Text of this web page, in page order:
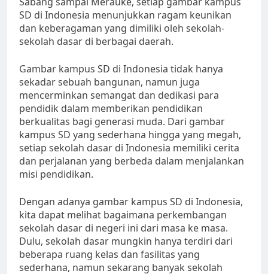
SD di Indonesia menunjukkan ragam keunikan
dan keberagaman yang dimiliki oleh sekolah-
sekolah dasar di berbagai daerah.
Gambar kampus SD di Indonesia tidak hanya
sekadar sebuah bangunan, namun juga
mencerminkan semangat dan dedikasi para
pendidik dalam memberikan pendidikan
berkualitas bagi generasi muda. Dari gambar
kampus SD yang sederhana hingga yang megah,
setiap sekolah dasar di Indonesia memiliki cerita
dan perjalanan yang berbeda dalam menjalankan
misi pendidikan.
Dengan adanya gambar kampus SD di Indonesia,
kita dapat melihat bagaimana perkembangan
sekolah dasar di negeri ini dari masa ke masa.
Dulu, sekolah dasar mungkin hanya terdiri dari
beberapa ruang kelas dan fasilitas yang
sederhana, namun sekarang banyak sekolah